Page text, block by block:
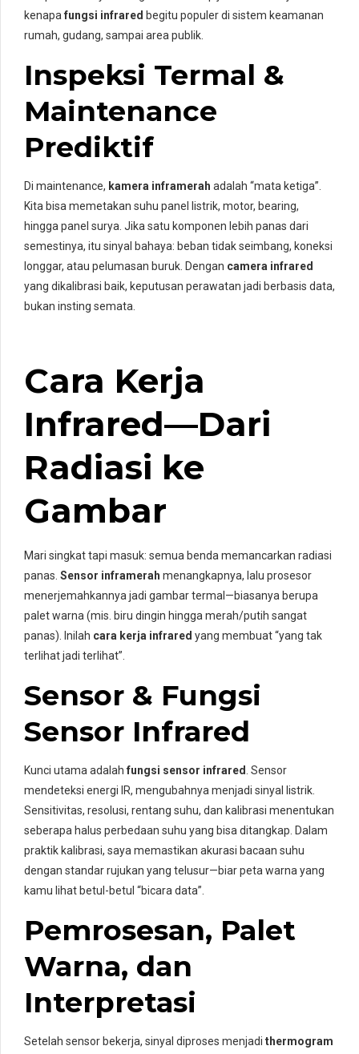
kenapafungsi infrared begitu populer di sistem keamanan
rumah, gudang, sampai area publik.
Inspeksi Termal &
Maintenance
Prediktif
Di maintenance, kamera inframerah adalah “mata ketiga”.
Kita bisa memetakan suhu panel listrik, motor, bearing,
hingga panel surya. Jika satu komponen lebih panas dari
semestinya, itu sinyal bahaya: beban tidak seimbang, koneksi
longgar, atau pelumasan buruk. Dengan camera infrared
yang dikalibrasi baik, keputusan perawatan jadi berbasis data,
bukan insting semata.
Cara Kerja
Infrared—Dari
Radiasi ke
Gambar
Mari singkat tapi masuk: semua benda memancarkan radiasi
panas. Sensor inframerah menangkapnya, lalu prosesor
menerjemahkannya jadi gambar termal—biasanya berupa
palet warna (mis. biru dingin hingga merah/putih sangat
panas). Inilah cara kerja infrared yang membuat “yang tak
terlihat jadi terlihat”.
Sensor & Fungsi
Sensor Infrared
Kunci utama adalah fungsi sensor infrared . Sensor
mendeteksi energi IR, mengubahnya menjadi sinyal listrik.
Sensitivitas, resolusi, rentang suhu, dan kalibrasi menentukan
seberapa halus perbedaan suhu yang bisa ditangkap. Dalam
praktik kalibrasi, saya memastikan akurasi bacaan suhu
dengan standar rujukan yang telusur—biar peta warna yang
kamu lihat betul-betul “bicara data”.
Pemrosesan, Palet
Warna, dan
Interpretasi
Setelah sensor bekerja, sinyal diproses menjadi thermogram